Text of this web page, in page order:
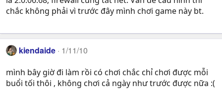
chắc không phải vì trước đây mình chơi game này bt.
kiendaide 1/11/10
mình bây giờ đi làm rồi có chơi chắc chỉ chơi được mỗi
buổi tối thôi , không chơi cả ngày như trước được nữa :(